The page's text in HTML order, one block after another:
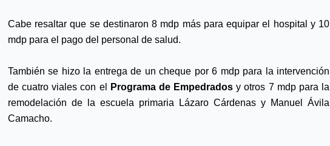
Cabe resaltar que se destinaron 8 mdp más para equipar el hospital y 10
mdp para el pago del personal de salud.
También se hizo la entrega de un cheque por 6 mdp para la intervención
de cuatro viales con el
Programa de Empedrados y otros 7 mdp para la
remodelación de la escuela primaria Lázaro Cárdenas y Manuel Ávila
Camacho.